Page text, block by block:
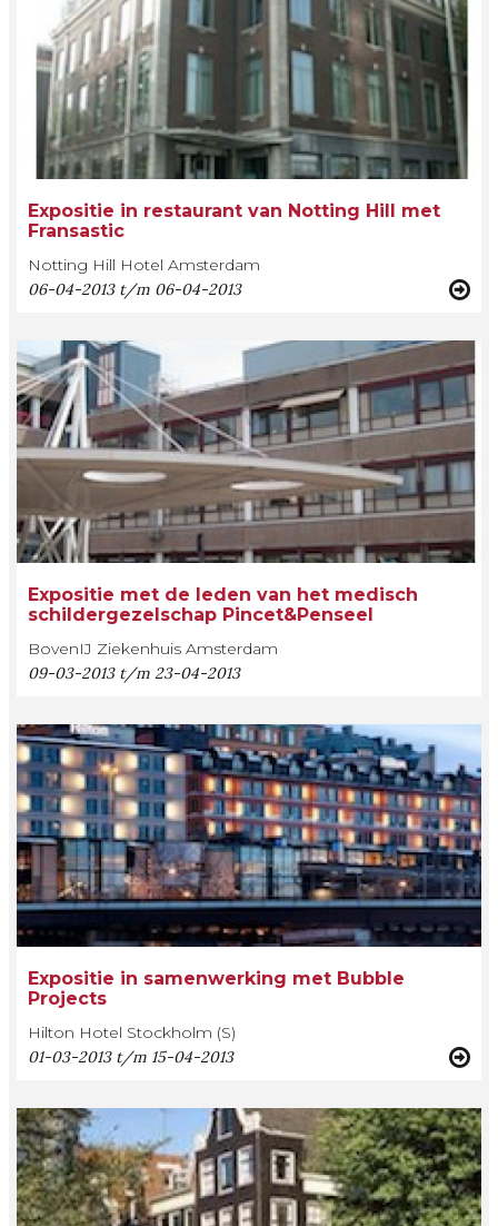
Expositie in restaurant van Notting Hill met
Fransastic
Notting Hill Hotel Amsterdam
06-04-2013 t/m 06-04-2013
Expositie met de leden van het medisch
schildergezelschap Pincet&Penseel
BovenIJ Ziekenhuis Amsterdam
09-03-2013 t/m 23-04-2013
Expositie in samenwerking met Bubble
Projects
Hilton Hotel Stockholm (S)
01-03-2013 t/m 15-04-2013